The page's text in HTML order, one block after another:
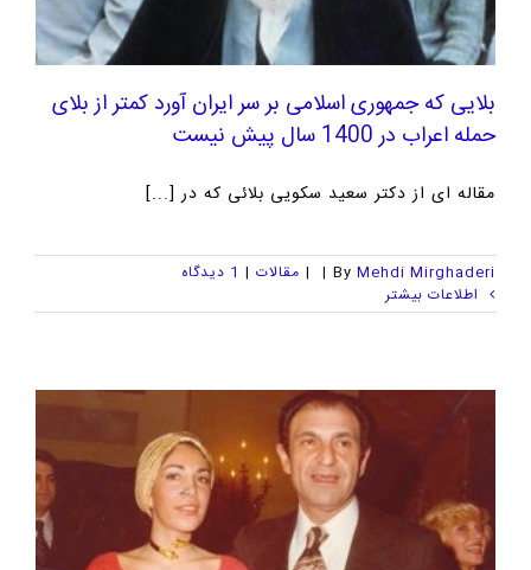
بلایی که جمهوری اسلامی بر سر ایران آورد کمتر از بلای
حمله اعراب در 1400 سال پیش نیست
مقاله ای از دکتر سعید سکویی بلائی که در [...]
By Mehdi Mirghaderi
|
| مقالات | 1 ديدگاه
اطلاعات بیشتر